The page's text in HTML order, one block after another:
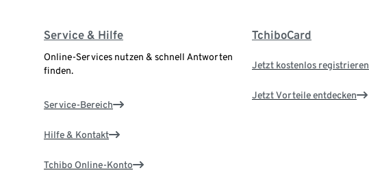
Service & Hilfe
Online-Services nutzen & schnell Antworten
finden.
Service-Bereich
Hilfe & Kontakt
Tchibo Online-Konto
TchiboCard
Jetzt kostenlos registrieren
Jetzt Vorteile entdecken